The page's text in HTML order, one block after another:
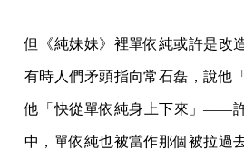
但《純妹妹》裡單依純或許是改
有時人們矛頭指向常石磊，說他
他「快從單依純身上下來」——
中，單依純也被當作那個被拉過